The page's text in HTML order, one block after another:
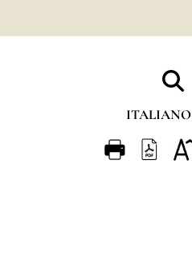
ITALIANO
FRANÇAIS